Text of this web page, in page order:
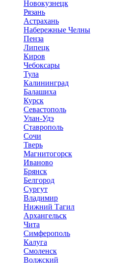
Новокузнецк
Рязань
Астрахань
Набережные Челны
Пенза
Липецк
Киров
Чебоксары
Тула
Калининград
Балашиха
Курск
Севастополь
Улан-Удэ
Ставрополь
Сочи
Тверь
Магнитогорск
Иваново
Брянск
Белгород
Сургут
Владимир
Нижний Тагил
Архангельск
Чита
Симферополь
Калуга
Смоленск
Волжский